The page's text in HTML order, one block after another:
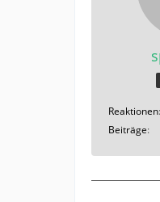
Reaktionen
Beiträge